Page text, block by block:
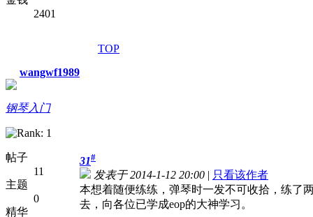
2401
TOP
wangwf1989
钢琴入门
帖子
11
主题
0
精华
31#
发表于 2014-1-12 20:00 | 只看该作者
本想着随便练练，弹琴时一发不可收拾，练了
去，向各位已学成eop的大神学习。